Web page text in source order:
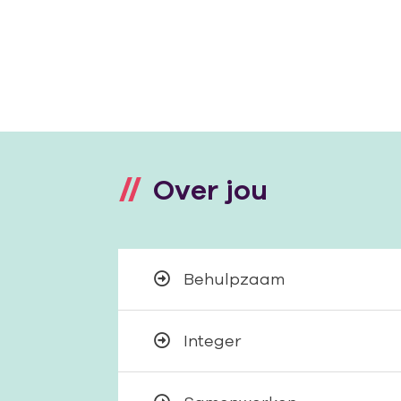
Over jou
Behulpzaam
Integer